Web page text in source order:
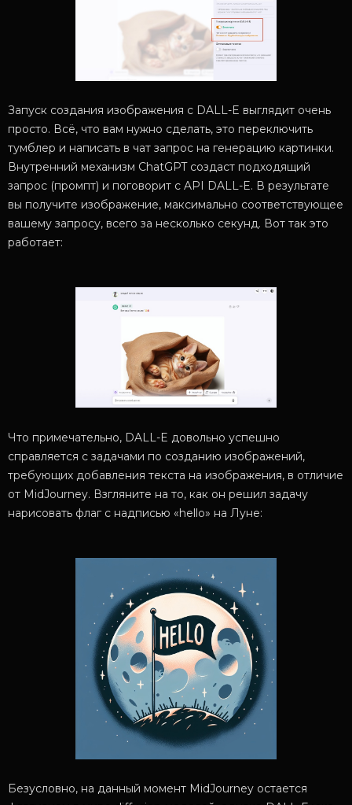
Запуск создания изображения с DALL-E выглядит очень
просто. Всё, что вам нужно сделать, это переключить
тумблер и написать в чат запрос на генерацию картинки.
Внутренний механизм ChatGPT создаст подходящий
запрос (промпт) и поговорит с API DALL-E. В результате
вы получите изображение, максимально соответствующее
вашему запросу, всего за несколько секунд. Вот так это
работает:
Что примечательно, DALL-E довольно успешно
справляется с задачами по созданию изображений,
требующих добавления текста на изображения, в отличие
от MidJourney. Взгляните на то, как он решил задачу
нарисовать флаг с надписью «hello» на Луне:
Безусловно, на данный момент MidJourney остается